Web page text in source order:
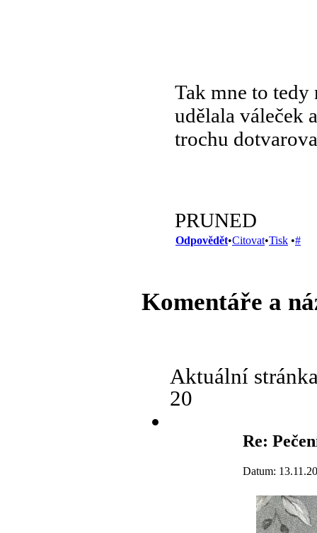
Tak mne to
udělala váleček
trochu
PRUNED
Odpovědět•Citovat•Tisk •#
Komentáře a
Aktuální
20
Re:
Datum: